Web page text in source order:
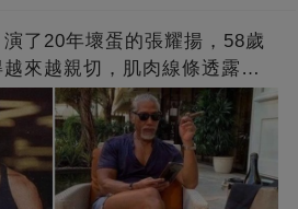
演了20年壞蛋的張耀揚，58歲
來越親切，肌肉線條透露了